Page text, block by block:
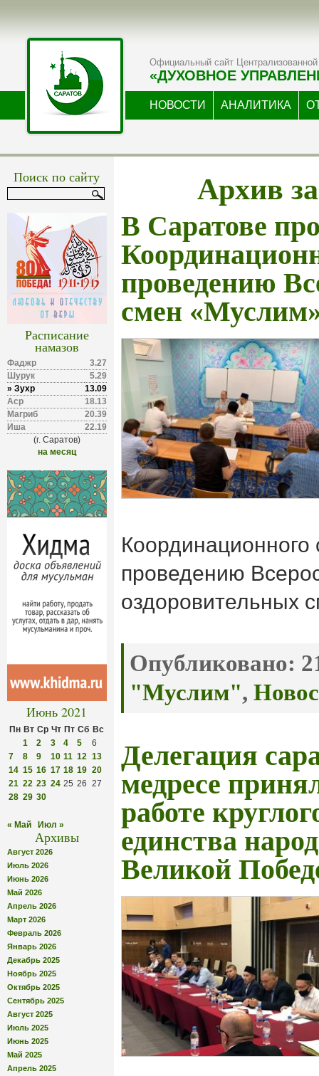
Официальный сайт Централизованной
«ДУХОВНОЕ
НОВОСТИ АНАЛИТИКА
Поиск по сайту
Расписание
намазов
Фаджр
3.27
Шурук
5.29
» Зухр
13.09
Аср
18.13
Магриб
20.39
Иша
22.19
(г. Саратов)
на месяц
Июнь 2021
Пн Вт Ср Чт Пт Сб Вс
1
2 3 4 5
6
7
8 9 10 11 12 13
14 15 16 17 18 19 20
21 22 23 24 25 26 27
28 29 30
« Май Июл »
Архивы
Август 2026
Июль 2026
Июнь 2026
Май 2026
Апрель 2026
Март 2026
Февраль 2026
Январь 2026
Декабрь 2025
Ноябрь 2025
Октябрь 2025
Сентябрь 2025
Август 2025
Июль 2025
Июнь 2025
Май 2025
Апрель 2025
Архив
В Саратове
проведению
смен
Координационного
проведению
оздоровительных
Опубликовано:
"Муслим",
Делегация
медресе
работе
единства
Великой